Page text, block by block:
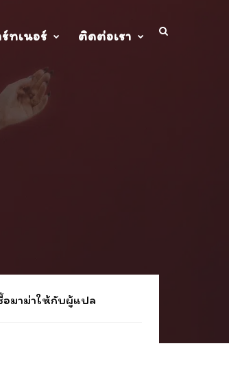
ทเนอร์ ติดต่อเรา
มาม่าให้กับผู้แปล